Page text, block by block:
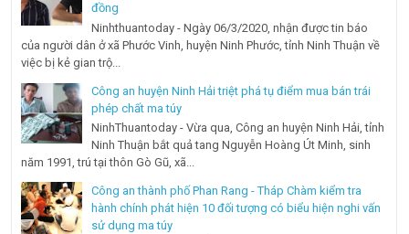
đồng
Ninhthuantoday - Ngày 06/3/2020, nhận được tin báo
của người dân ở xã Phước Vinh, huyện Ninh Phước, tỉnh Ninh Thuận về
việc bị kẻ gian trộ...
Công an huyện Ninh Hải triệt phá tụ điểm mua bán trái
phép chất ma túy
NinhThuantoday - Vừa qua, Công an huyện Ninh Hải, tỉnh
Ninh Thuận bắt quả tang Nguyễn Hoàng Út Minh, sinh
năm 1991, trú tại thôn Gò Gũ, xã...
Công an thành phố Phan Rang - Tháp Chàm kiểm tra
hành chính phát hiện 10 đối tượng có biểu hiện nghi vấn
sử dụng ma túy